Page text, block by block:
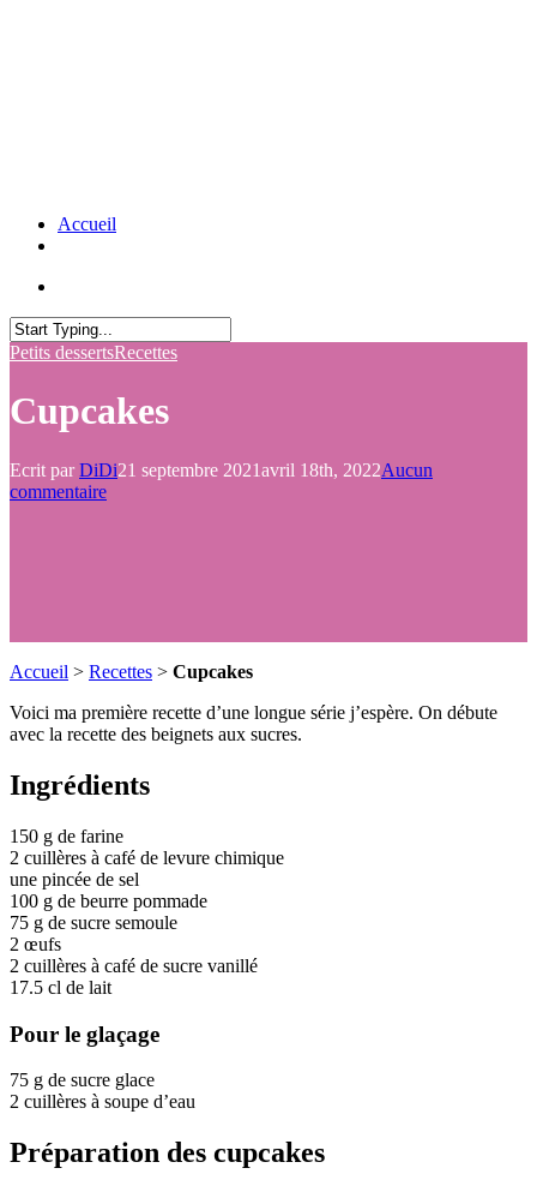
Accueil
Petits dessertsRecettes
Cupcakes
Ecrit parDiDi21 septembre 2021avril 18th, 2022Aucun
commentaire
Accueil > Recettes > Cupcakes
Voici ma première recette d’une longue série j’espère. On débute
avec la recette des beignets aux sucres.
Ingrédients
150 g de farine
2 cuillères à café de levure chimique
une pincée de sel
100 g de beurre pommade
75 g de sucre semoule
2 œufs
2 cuillères à café de sucre vanillé
17.5 cl de lait
Pour le glaçage
75 g de sucre glace
2 cuillères à soupe d’eau
Préparation des cupcakes